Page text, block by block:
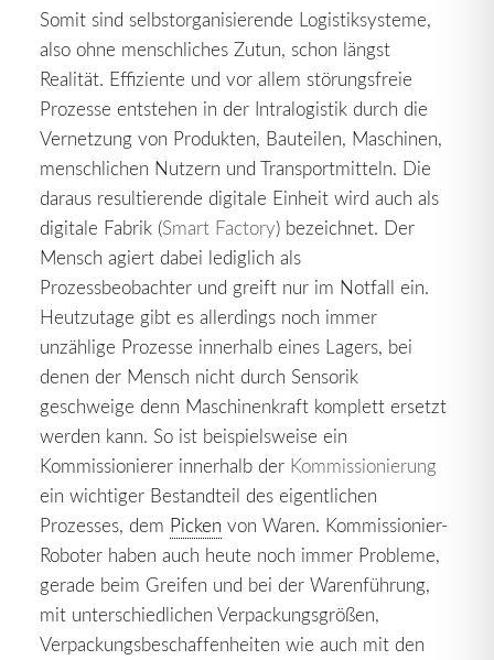
Somit sind selbstorganisierende Logistiksysteme,
also ohne menschliches Zutun, schon längst
Realität. Effiziente und vor allem störungsfreie
Prozesse entstehen in der Intralogistik durch die
Vernetzung von Produkten, Bauteilen, Maschinen,
menschlichen Nutzern und Transportmitteln. Die
daraus resultierende digitale Einheit wird auch als
digitale Fabrik (Smart Factory) bezeichnet. Der
Mensch agiert dabei lediglich als
Prozessbeobachter und greift nur im Notfall ein.
Heutzutage gibt es allerdings noch immer
unzählige Prozesse innerhalb eines Lagers, bei
denen der Mensch nicht durch Sensorik
geschweige denn Maschinenkraft komplett ersetzt
werden kann. So ist beispielsweise ein
Kommissionierer innerhalb der Kommissionierung
ein wichtiger Bestandteil des eigentlichen
Prozesses, dem Picken von Waren. Kommissionier-
Roboter haben auch heute noch immer Probleme,
gerade beim Greifen und bei der Warenführung,
mit unterschiedlichen Verpackungsgrößen,
Verpackungsbeschaffenheiten wie auch mit den